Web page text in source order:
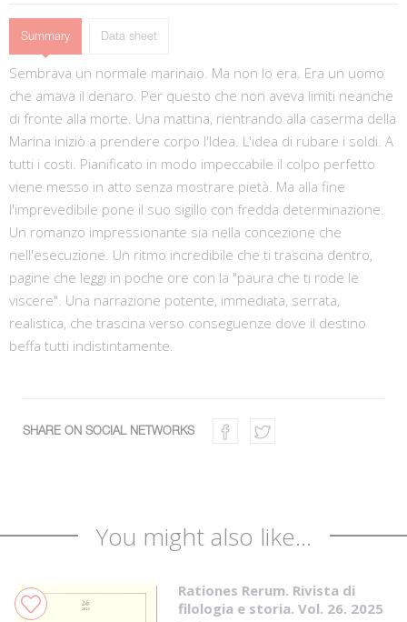
Summary Data sheet
Sembrava un normale marinaio. Ma non lo era. Era un uomo
che amava il denaro. Per questo che non aveva limiti neanche
di fronte alla morte. Una mattina, rientrando alla caserma della
Marina iniziò a prendere corpo l'Idea. L'idea di rubare i soldi. A
tutti i costi. Pianificato in modo impeccabile il colpo perfetto
viene messo in atto senza mostrare pietà. Ma alla fine
l'imprevedibile pone il suo sigillo con fredda determinazione.
Un romanzo impressionante sia nella concezione che
nell'esecuzione. Un ritmo incredibile che ti trascina dentro,
pagine che leggi in poche ore con la "paura che ti rode le
viscere". Una narrazione potente, immediata, serrata,
realistica, che trascina verso conseguenze dove il destino
beffa tutti indistintamente.
SHARE ON SOCIAL NETWORKS
You might also like...
Rationes Rerum. Rivista di
filologia e storia. Vol. 26. 2025